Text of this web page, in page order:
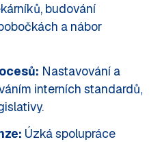
budování
a nábor
Nastavování a
interních standardů,
Úzká spolupráce